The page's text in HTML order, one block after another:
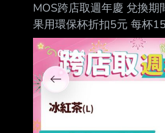
MOS跨店取週年慶 兌換
果用環保杯折扣5元 每杯
https://i.mopix.cc/